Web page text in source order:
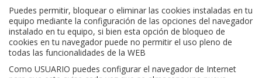
Puedes permitir, bloquear o eliminar las cookies instaladas en tu
equipo mediante la configuración de las opciones del navegador
instalado en tu equipo, si bien esta opción de bloqueo de
cookies en tu navegador puede no permitir el uso pleno de
todas las funcionalidades de la WEB
Como USUARIO puedes configurar el navegador de Internet